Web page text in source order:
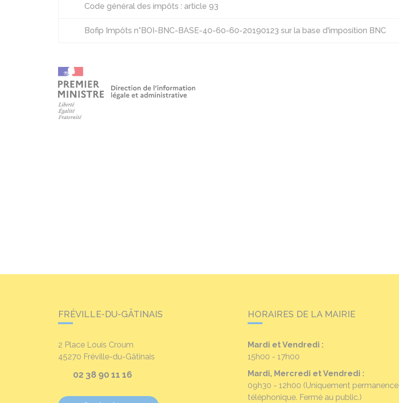
Code général des impôts : article 93
Bofip Impôts n°BOI-BNC-BASE-40-60-60-20190123 sur la base d'imposition BNC
FRÉVILLE-DU-GÂTINAIS
2 Place Louis Croum
45270 Fréville-du-Gâtinais
02 38 90 11 16
HORAIRES DE LA MAIRIE
Mardi et Vendredi :
15h00 - 17h00
Mardi, Mercredi et Vendredi :
09h30 - 12h00 (Uniquement permanence
téléphonique. Fermé au public.)